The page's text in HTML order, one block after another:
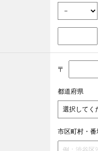
〒
都道府県
市区町村・